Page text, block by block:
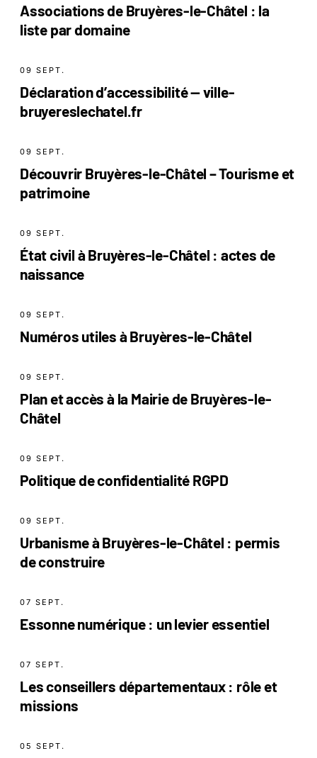
Associations de Bruyères-le-Châtel : la
liste par domaine
09 SEPT.
Déclaration d’accessibilité — ville-
bruyereslechatel.fr
09 SEPT.
Découvrir Bruyères-le-Châtel – Tourisme et
patrimoine
09 SEPT.
État civil à Bruyères-le-Châtel : actes de
naissance
09 SEPT.
Numéros utiles à Bruyères-le-Châtel
09 SEPT.
Plan et accès à la Mairie de Bruyères-le-
Châtel
09 SEPT.
Politique de confidentialité RGPD
09 SEPT.
Urbanisme à Bruyères-le-Châtel : permis
de construire
07 SEPT.
Essonne numérique : un levier essentiel
07 SEPT.
Les conseillers départementaux : rôle et
missions
05 SEPT.